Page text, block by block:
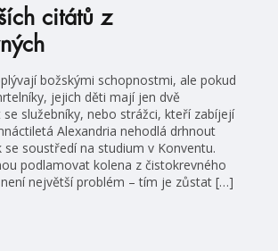
citátů z
božskými schopnostmi, ale pokud
jejich děti mají jen dvě
služebníky, nebo strážci, kteří zabíjejí
Alexandria nehodlá drhnout
se soustředí na studium v Konventu.
podlamovat kolena z čistokrevného
největší problém – tím je zůstat […]